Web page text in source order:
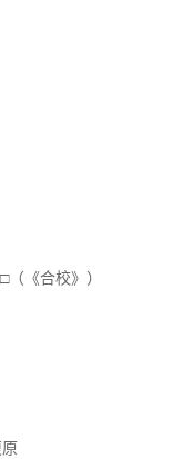
（《合校》）